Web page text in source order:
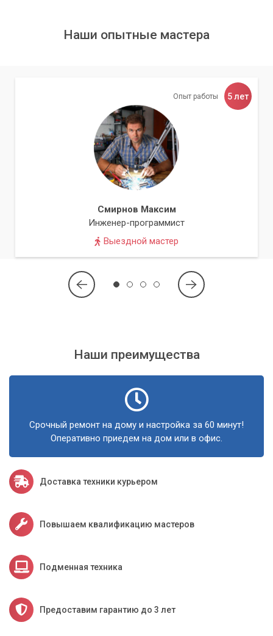
Наши опытные мастера
Опыт работы 5 лет
Смирнов Максим
Инженер-программист
Выездной мастер
Наши преимущества
Срочный ремонт на дому и настройка за 60 минут!
Оперативно приедем на дом или в офис.
Доставка техники курьером
Повышаем квалификацию мастеров
Подменная техника
Предоставим гарантию до 3 лет